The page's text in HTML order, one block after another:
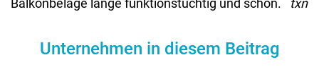
Balkonbeläge lange funktionstüchtig und schön. txn
Unternehmen in diesem Beitrag